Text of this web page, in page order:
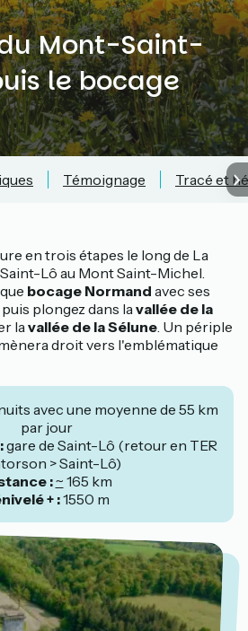
Mont-Saint-
le bocage
Témoignage Tracé et
en trois étapes le long de La
Lô au Mont Saint-Michel.
bocage Normand avec ses
plongez dans lavallée de la
lavallée de la Sélune. Un périple
droit vers l'emblématique
avec une moyenne de 55 km
par jour
gare de Saint-Lô (retour en TER
> Saint-Lô)
:~ 165 km
+ :1550 m